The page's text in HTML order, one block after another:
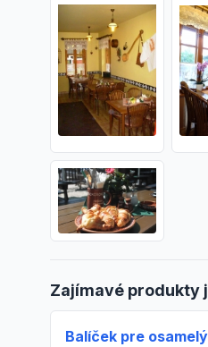
Zajímavé produkty
Balíček pre